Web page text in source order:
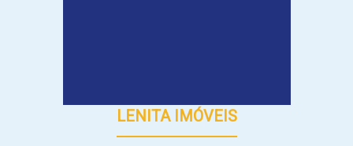
LENITA IMÓVEIS